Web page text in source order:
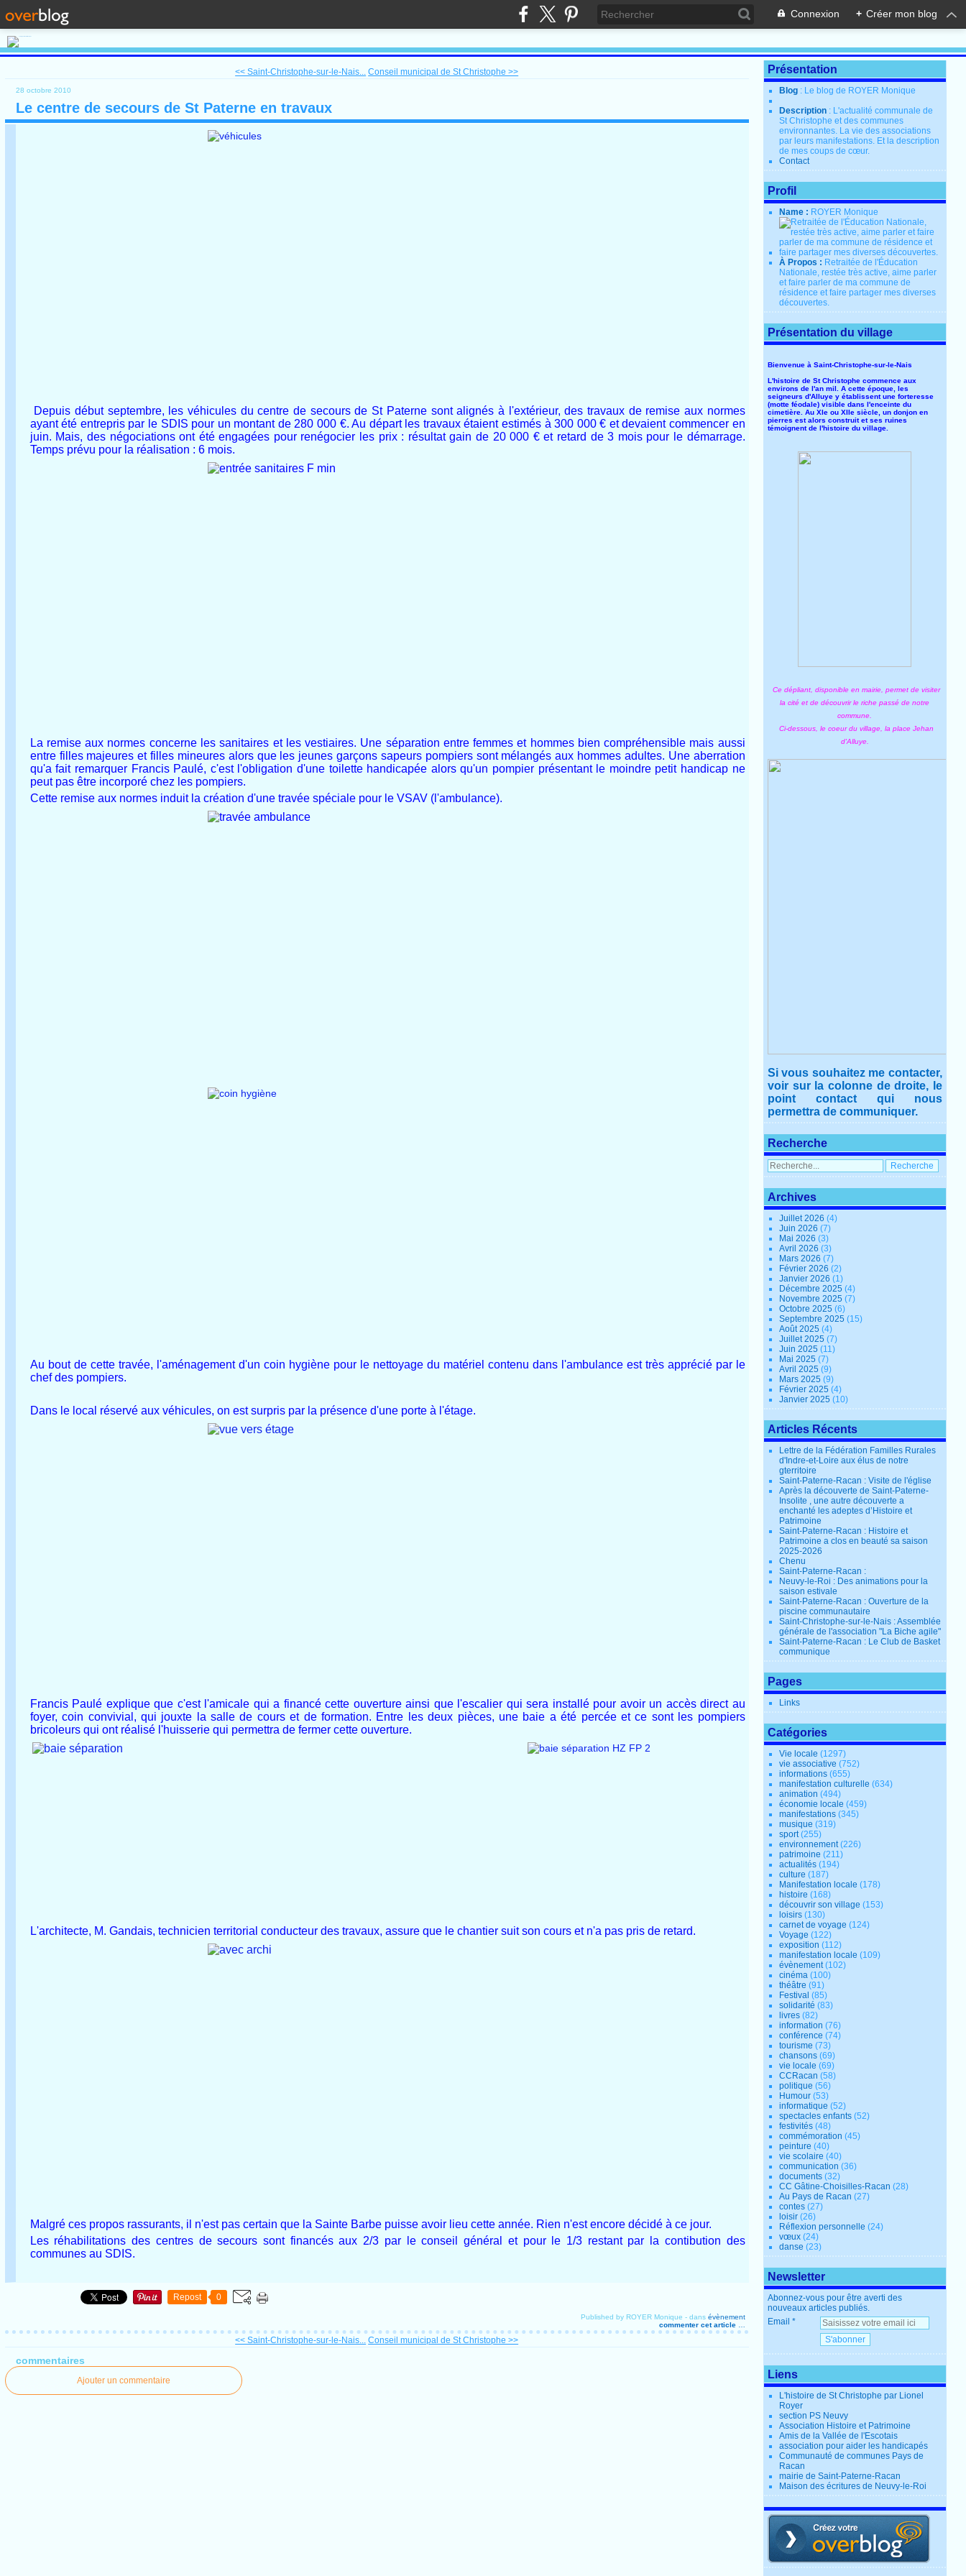
Connexion + Créer mon blog
<< Saint-Christophe-sur-le-Nais... Conseil municipal de St Christophe >>
28 octobre 2010
Le centre de secours de St Paterne en travaux
Depuis début septembre, les véhicules du centre de secours de St Paterne sont alignés à l'extérieur, des travaux de remise aux normes
ayant été entrepris par le SDIS pour un montant de 280 000 €. Au départ les travaux étaient estimés à 300 000 € et devaient commencer en
juin. Mais, des négociations ont été engagées pour renégocier les prix : résultat gain de 20 000 € et retard de 3 mois pour le démarrage.
Temps prévu pour la réalisation : 6 mois.
La remise aux normes concerne les sanitaires et les vestiaires. Une séparation entre femmes et hommes bien compréhensible mais aussi
entre filles majeures et filles mineures alors que les jeunes garçons sapeurs pompiers sont mélangés aux hommes adultes. Une aberration
qu'a fait remarquer Francis Paulé, c'est l'obligation d'une toilette handicapée alors qu'un pompier présentant le moindre petit handicap ne
peut pas être incorporé chez les pompiers.
Cette remise aux normes induit la création d'une travée spéciale pour le VSAV (l'ambulance).
Au bout de cette travée, l'aménagement d'un coin hygiène pour le nettoyage du matériel contenu dans l'ambulance est très apprécié par le
chef des pompiers.
Dans le local réservé aux véhicules, on est surpris par la présence d'une porte à l'étage.
Francis Paulé explique que c'est l'amicale qui a financé cette ouverture ainsi que l'escalier qui sera installé pour avoir un accès direct au
foyer, coin convivial, qui jouxte la salle de cours et de formation. Entre les deux pièces, une baie a été percée et ce sont les pompiers
bricoleurs qui ont réalisé l'huisserie qui permettra de fermer cette ouverture.
L'architecte, M. Gandais, technicien territorial conducteur des travaux, assure que le chantier suit son cours et n'a pas pris de retard.
Malgré ces propos rassurants, il n'est pas certain que la Sainte Barbe puisse avoir lieu cette année. Rien n'est encore décidé à ce jour.
Les réhabilitations des centres de secours sont financés aux 2/3 par le conseil général et pour le 1/3 restant par la contibution des
communes au SDIS.
Repost 0
Published by ROYER Monique -dans évènement
commenter cet article
<< Saint-Christophe-sur-le-Nais... Conseil municipal de St Christophe >>
commentaires
Ajouter un commentaire
Présentation
Blog : Le blog de ROYER Monique
Description : L'actualité communale de
St Christophe et des communes
environnantes. La vie des associations
par leurs manifestations. Et la description
de mes coups de cœur.
Contact
Profil
Name : ROYER Monique
À Propos : Retraitée de l'Éducation
Nationale, restée très active, aime parler
et faire parler de ma commune de
résidence et faire partager mes diverses
découvertes.
Présentation du village
Bienvenue à Saint-Christophe-sur-le-Nais
L'histoire de St Christophe commence aux
environs de l'an mil. A cette époque, les
seigneurs d'Alluye y établissent une forteresse
(motte féodale) visible dans l'enceinte du
cimetière. Au XIe ou XIIe siècle, un donjon en
pierres est alors construit et ses ruines
témoignent de l'histoire du village.
Ce dépliant, disponible en mairie, permet de visiter
la cité et de découvrir le riche passé de notre
commune.
Ci-dessous, le coeur du village, la place Jehan
d'Alluye.
Si vous souhaitez me contacter,
voir sur la colonne de droite, le
point contact qui nous
permettra de communiquer.
Recherche
Archives
Juillet 2026(4)
Juin 2026(7)
Mai 2026(3)
Avril 2026(3)
Mars 2026(7)
Février 2026(2)
Janvier 2026(1)
Décembre 2025(4)
Novembre 2025(7)
Octobre 2025(6)
Septembre 2025(15)
Août 2025(4)
Juillet 2025(7)
Juin 2025(11)
Mai 2025(7)
Avril 2025(9)
Mars 2025(9)
Février 2025(4)
Janvier 2025(10)
Articles Récents
Lettre de la Fédération Familles Rurales
d'Indre-et-Loire aux élus de notre
gterritoire
Saint-Paterne-Racan : Visite de l'église
Après la découverte de Saint-Paterne-
Insolite , une autre découverte a
enchanté les adeptes d’Histoire et
Patrimoine
Saint-Paterne-Racan : Histoire et
Patrimoine a clos en beauté sa saison
2025-2026
Chenu
Saint-Paterne-Racan :
Neuvy-le-Roi : Des animations pour la
saison estivale
Saint-Paterne-Racan : Ouverture de la
piscine communautaire
Saint-Christophe-sur-le-Nais : Assemblée
générale de l'association "La Biche agile"
Saint-Paterne-Racan : Le Club de Basket
communique
Pages
Links
Catégories
Vie locale (1297)
vie associative (752)
informations (655)
manifestation culturelle (634)
animation (494)
économie locale (459)
manifestations (345)
musique (319)
sport(255)
environnement(226)
patrimoine (211)
actualités (194)
culture (187)
Manifestation locale (178)
histoire (168)
découvrir son village (153)
loisirs (130)
carnet de voyage (124)
Voyage (122)
exposition (112)
manifestation locale (109)
évènement(102)
cinéma (100)
théâtre (91)
Festival (85)
solidarité (83)
livres (82)
information (76)
conférence (74)
tourisme (73)
chansons (69)
vie locale (69)
CCRacan (58)
politique (56)
Humour (53)
informatique (52)
spectacles enfants (52)
festivités (48)
commémoration (45)
peinture (40)
vie scolaire (40)
communication (36)
documents (32)
CC Gâtine-Choisilles-Racan (28)
Au Pays de Racan (27)
contes (27)
loisir (26)
Réflexion personnelle (24)
vœux (24)
danse (23)
Newsletter
Abonnez-vous pour être averti des
nouveaux articles publiés.
Email
Liens
L'histoire de St Christophe par Lionel
Royer
section PS Neuvy
Association Histoire et Patrimoine
Amis de la Vallée de l'Escotais
association pour aider les handicapés
Communauté de communes Pays de
Racan
mairie de Saint-Paterne-Racan
Maison des écritures de Neuvy-le-Roi